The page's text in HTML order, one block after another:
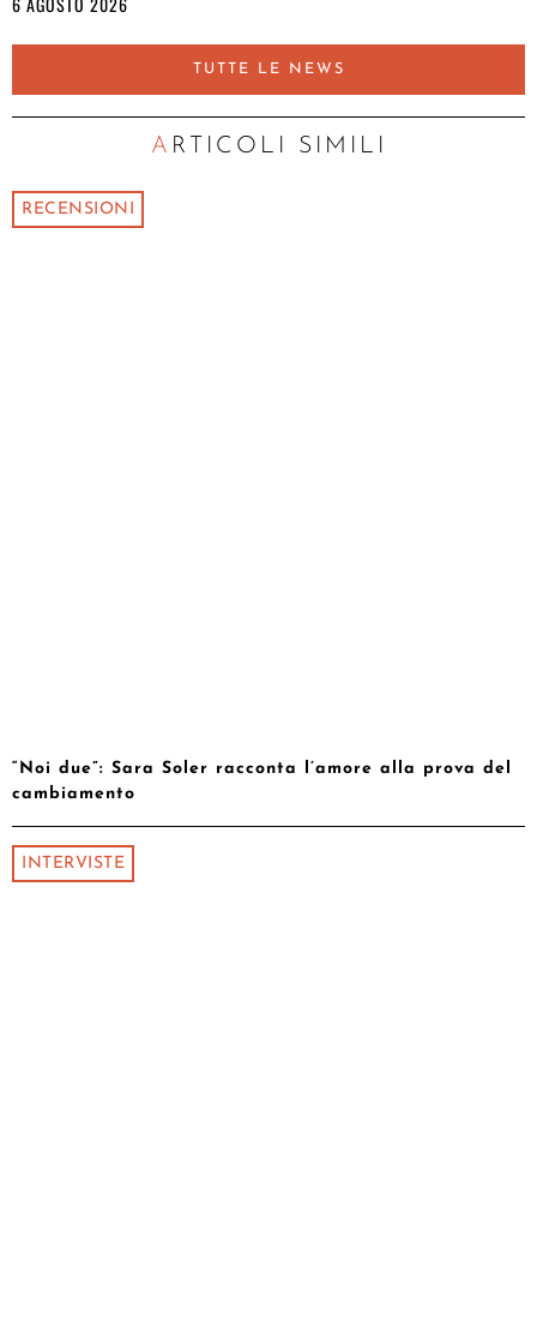
TUTTE LE NEWS
ARTICOLI SIMILI
RECENSIONI
“Noi due”: Sara Soler racconta l’amore alla prova del
cambiamento
INTERVISTE